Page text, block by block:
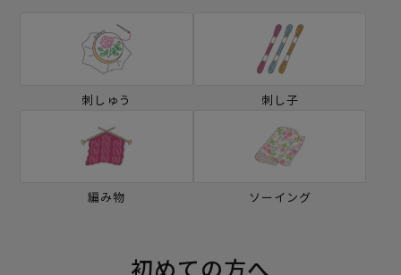
刺しゅう 刺し子
編み物 ソーイング
初めての方へ